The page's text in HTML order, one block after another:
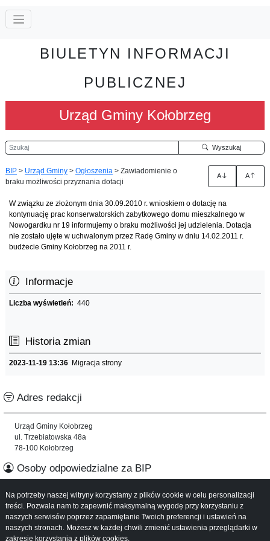
BIULETYN INFORMACJI
PUBLICZNEJ
Urząd Gminy Kołobrzeg
Szukaj Wyszukaj
BIP > Urząd Gminy > Ogłoszenia > Zawiadomienie o
braku możliwości przyznania dotacji
A A
W związku ze złożonym dnia 30.09.2010 r. wnioskiem o dotację na
kontynuację prac konserwatorskich zabytkowego domu mieszkalnego w
Nowogardku nr 19 informujemy o braku możliwości jej udzielenia. Dotacja
nie zostało ujęte w uchwalonym przez Radę Gminy w dniu 14.02.2011 r.
budżecie Gminy Kołobrzeg na 2011 r.
Informacje
Liczba wyświetleń: 440
Historia zmian
2023-11-19 13:36 Migracja strony
Adres redakcji
Urząd Gminy Kołobrzeg
ul. Trzebiatowska 48a
78-100 Kołobrzeg
Osoby odpowiedzialne za BIP
Informacje o serwisie
Mapa serwisu
Instrukcja obsługi
Na potrzeby naszej witryny korzystamy z plików cookie w celu personalizacji
treści. Pozwala nam to zapewnić maksymalną wygodę przy korzystaniu z
naszych serwisów poprzez zapamiętanie Twoich preferencji i ustawień na
naszych stronach. Możesz w każdej chwili zmienić ustawienia przeglądarki w
zakresie korzystania z plików cookies.